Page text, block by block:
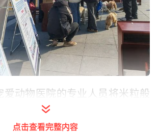
爱动物医院的专业人员将米粒般
入犬只脖子的皮下组织内，这一
像是犬只专属的“身份证”，赋予
点击查看完整内容